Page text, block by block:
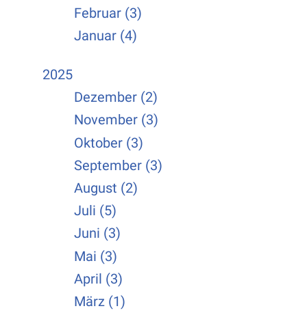
Februar (3)
Januar (4)
2025
Dezember (2)
November (3)
Oktober (3)
September (3)
August (2)
Juli (5)
Juni (3)
Mai (3)
April (3)
März (1)